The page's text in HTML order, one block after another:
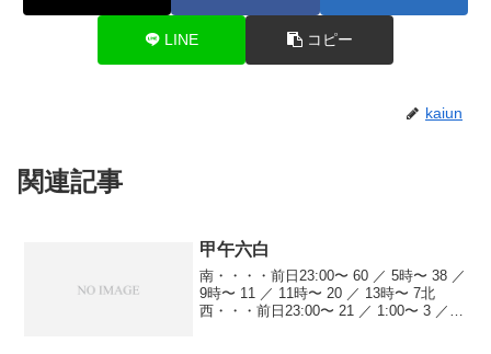
LINE コピー
kaiun
関連記事
甲午六白
南・・・・前日23:00〜 60 ／ 5時〜 38 ／
9時〜 11 ／ 11時〜 20 ／ 13時〜 7北
西・・・前日23:00〜 21 ／ 1:00〜 3 ／ 7